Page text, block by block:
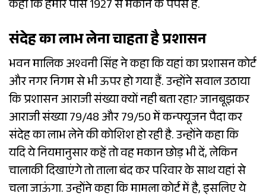
कहा कि हमारे पास 1927 से मकान के पेपर्स हैं.
संदेह का लाभ लेना चाहता है प्रशासन
भवन मालिक अश्वनी सिंह ने कहा कि यहां का प्रशासन कोर्ट
और नगर निगम से भी ऊपर हो गया हैं. उन्होंने सवाल उठाया
कि प्रशासन आराजी संख्या क्यों नही बता रहा? जानबूझकर
आराजी संख्या 79/48 और 79/50 में कन्फ्यूजन पैदा कर
संदेह का लाभ लेने की कोशिश हो रही है. उन्होंने कहा कि
यदि ये नियमानुसार कहें तो वह मकान छोड़ भी दें, लेकिन
चालाकी दिखाएंगे तो ताला बंद कर परिवार के साथ यहां से
चला जाऊंगा. उन्होंने कहा कि मामला कोर्ट में है, इसलिए ये